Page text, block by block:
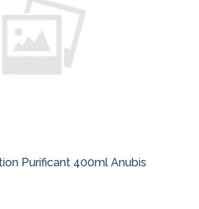
Purificant 400ml Anubis